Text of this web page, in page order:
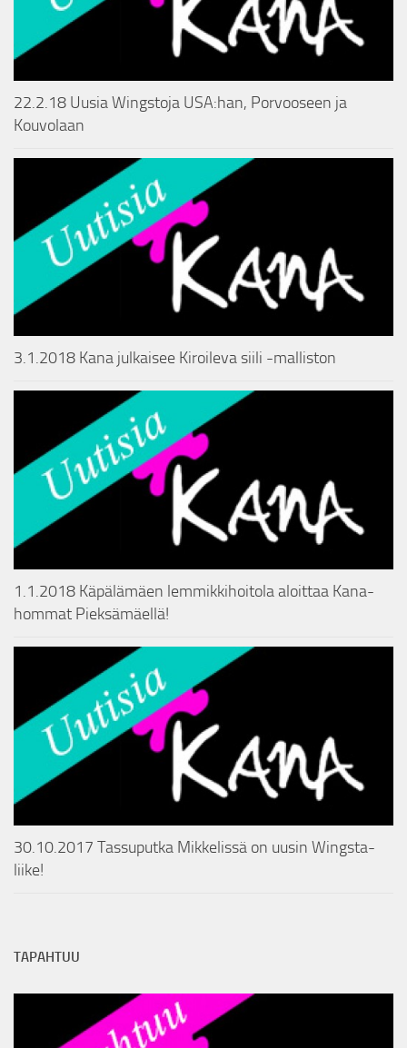
22.2.18 Uusia Wingstoja USA:han, Porvooseen ja
Kouvolaan
3.1.2018 Kana julkaisee Kiroileva siili -malliston
1.1.2018 Käpälämäen lemmikkihoitola aloittaa Kana-
hommat Pieksämäellä!
30.10.2017 Tassuputka Mikkelissä on uusin Wingsta-
liike!
TAPAHTUU